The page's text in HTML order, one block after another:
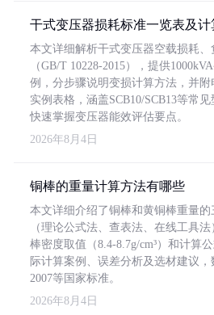
干式变压器损耗标准一览表及计
本文详细解析干式变压器空载损耗
（GB/T 10228-2015），提供
例，分步骤说明变损计算方法，并
实例表格，涵盖SCB10/SCB13等常
快速掌握变压器能效评估要点。
2026年8月4日
铜棒的重量计算方法有哪些
本文详细介绍了铜棒和黄铜棒重量
（理论公式法、查表法、在线工具
棒密度取值（8.4-8.7g/cm³）和计算
际计算案例、误差分析及选材建议，
2007等国家标准。
2026年8月4日